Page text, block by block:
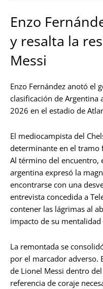
Enzo
y resalta la
Messi
Enzo Fernández anotó el
clasificación de Argentina
2026 en el estadio de
El mediocampista del
determinante en el tramo
Al término del encuentro,
argentina expresó la
encontrarse con una
entrevista concedida a
contener las lágrimas al
impacto de su
La remontada se
por el marcador adverso.
de Lionel Messi dentro
referencia de coraje